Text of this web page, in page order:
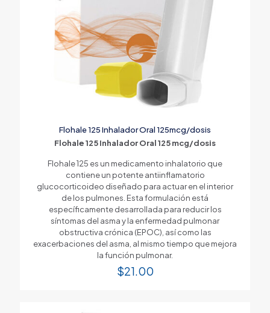
Flohale 125 Inhalador Oral 125mcg/dosis
Flohale 125 Inhalador Oral 125 mcg/dosis
Flohale 125 es un medicamento inhalatorio que
contiene un potente antiinflamatorio
glucocorticoideo diseñado para actuar en el interior
de los pulmones. Esta formulación está
específicamente desarrollada para reducir los
síntomas del asma y la enfermedad pulmonar
obstructiva crónica (EPOC), así como las
exacerbaciones del asma, al mismo tiempo que mejora
la función pulmonar.
$21.00